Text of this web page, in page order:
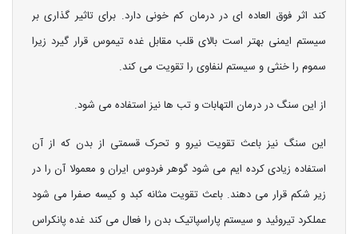
کند اثر فوق العاده ای در درمان کم خونی دارد. برای تاثیر گذاری بر
سیستم ایمنی بهتر است بالای قلب مقابل غده تیموس قرار گیرد زیرا
سموم را خنثی و سیستم لنفاوی را تقویت می کند.
از این سنگ در درمان التهابات و تب ها نیز استفاده می شود.
این سنگ نیز باعث تقویت نیرو و تحرک قسمتی از بدن که از آن
استفاده زیادی کرده ایم می شود گوهر فردوس ایران و معمولا آن را در
زیر شکم قرار می دهند. باعث تقویت مثانه کبد و کیسه صفرا می شود
عملکرد تیروئید و سیستم پاراسپاتیک بدن را فعال می کند غده پانکراس